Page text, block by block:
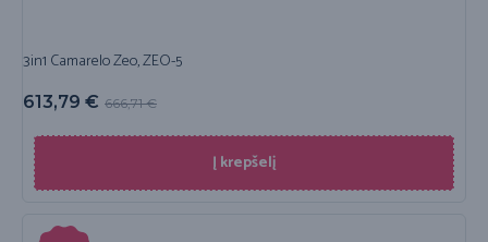
3in1 Camarelo Zeo, ZEO-5
666,71€
613,79 €
Į krepšelį